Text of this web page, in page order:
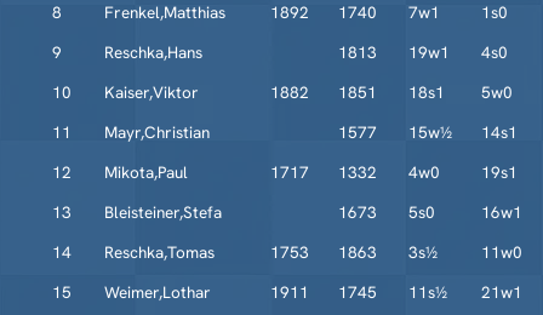
8
Frenkel,Matthias 1892 1740 7w1
1s0
9
Reschka,Hans 1813 19w1
4s0
10
Kaiser,Viktor 1882 1851 18s1
5w0
11
Mayr,Christian 1577 15w½
14s1
12
Mikota,Paul 1717 1332 4w0
19s1
13
Bleisteiner,Stefa 1673 5s0
16w1
14
Reschka,Tomas 1753 1863 3s½
11w0
15
Weimer,Lothar 1911 1745 11s½
21w1